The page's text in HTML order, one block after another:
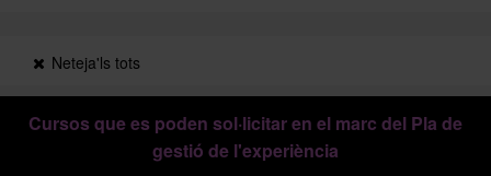
Ajuts
Neteja'ls tots
Cursos que es poden sol·licitar en el marc del Pla de
gestió de l'experiència